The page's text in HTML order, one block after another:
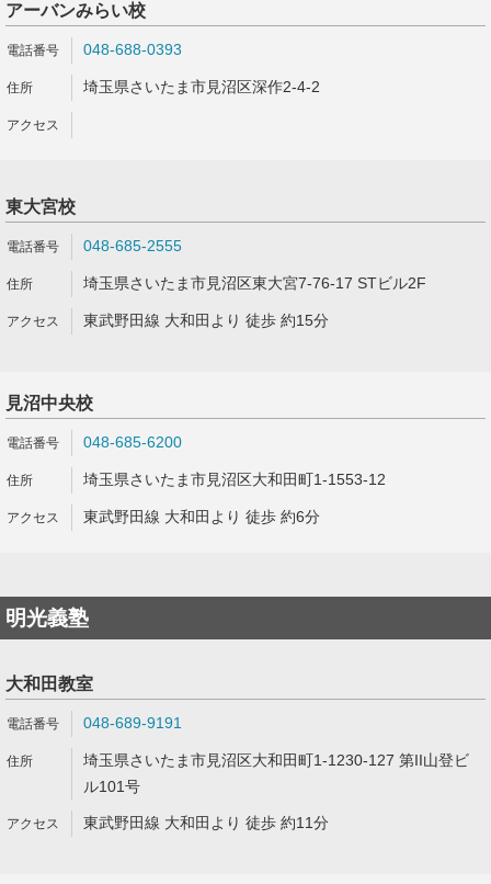
アーバンみらい校
048-688-0393
埼玉県さいたま市見沼区深作2-4-2
東大宮校
048-685-2555
埼玉県さいたま市見沼区東大宮7-76-17 STビル2F
東武野田線 大和田より 徒歩 約15分
見沼中央校
048-685-6200
埼玉県さいたま市見沼区大和田町1-1553-12
東武野田線 大和田より 徒歩 約6分
明光義塾
大和田教室
048-689-9191
埼玉県さいたま市見沼区大和田町1-1230-127 第II山登ビ
ル101号
東武野田線 大和田より 徒歩 約11分